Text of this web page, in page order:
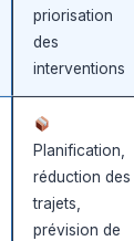
priorisation
des
interventions
Planification,
réduction des
trajets,
prévision de